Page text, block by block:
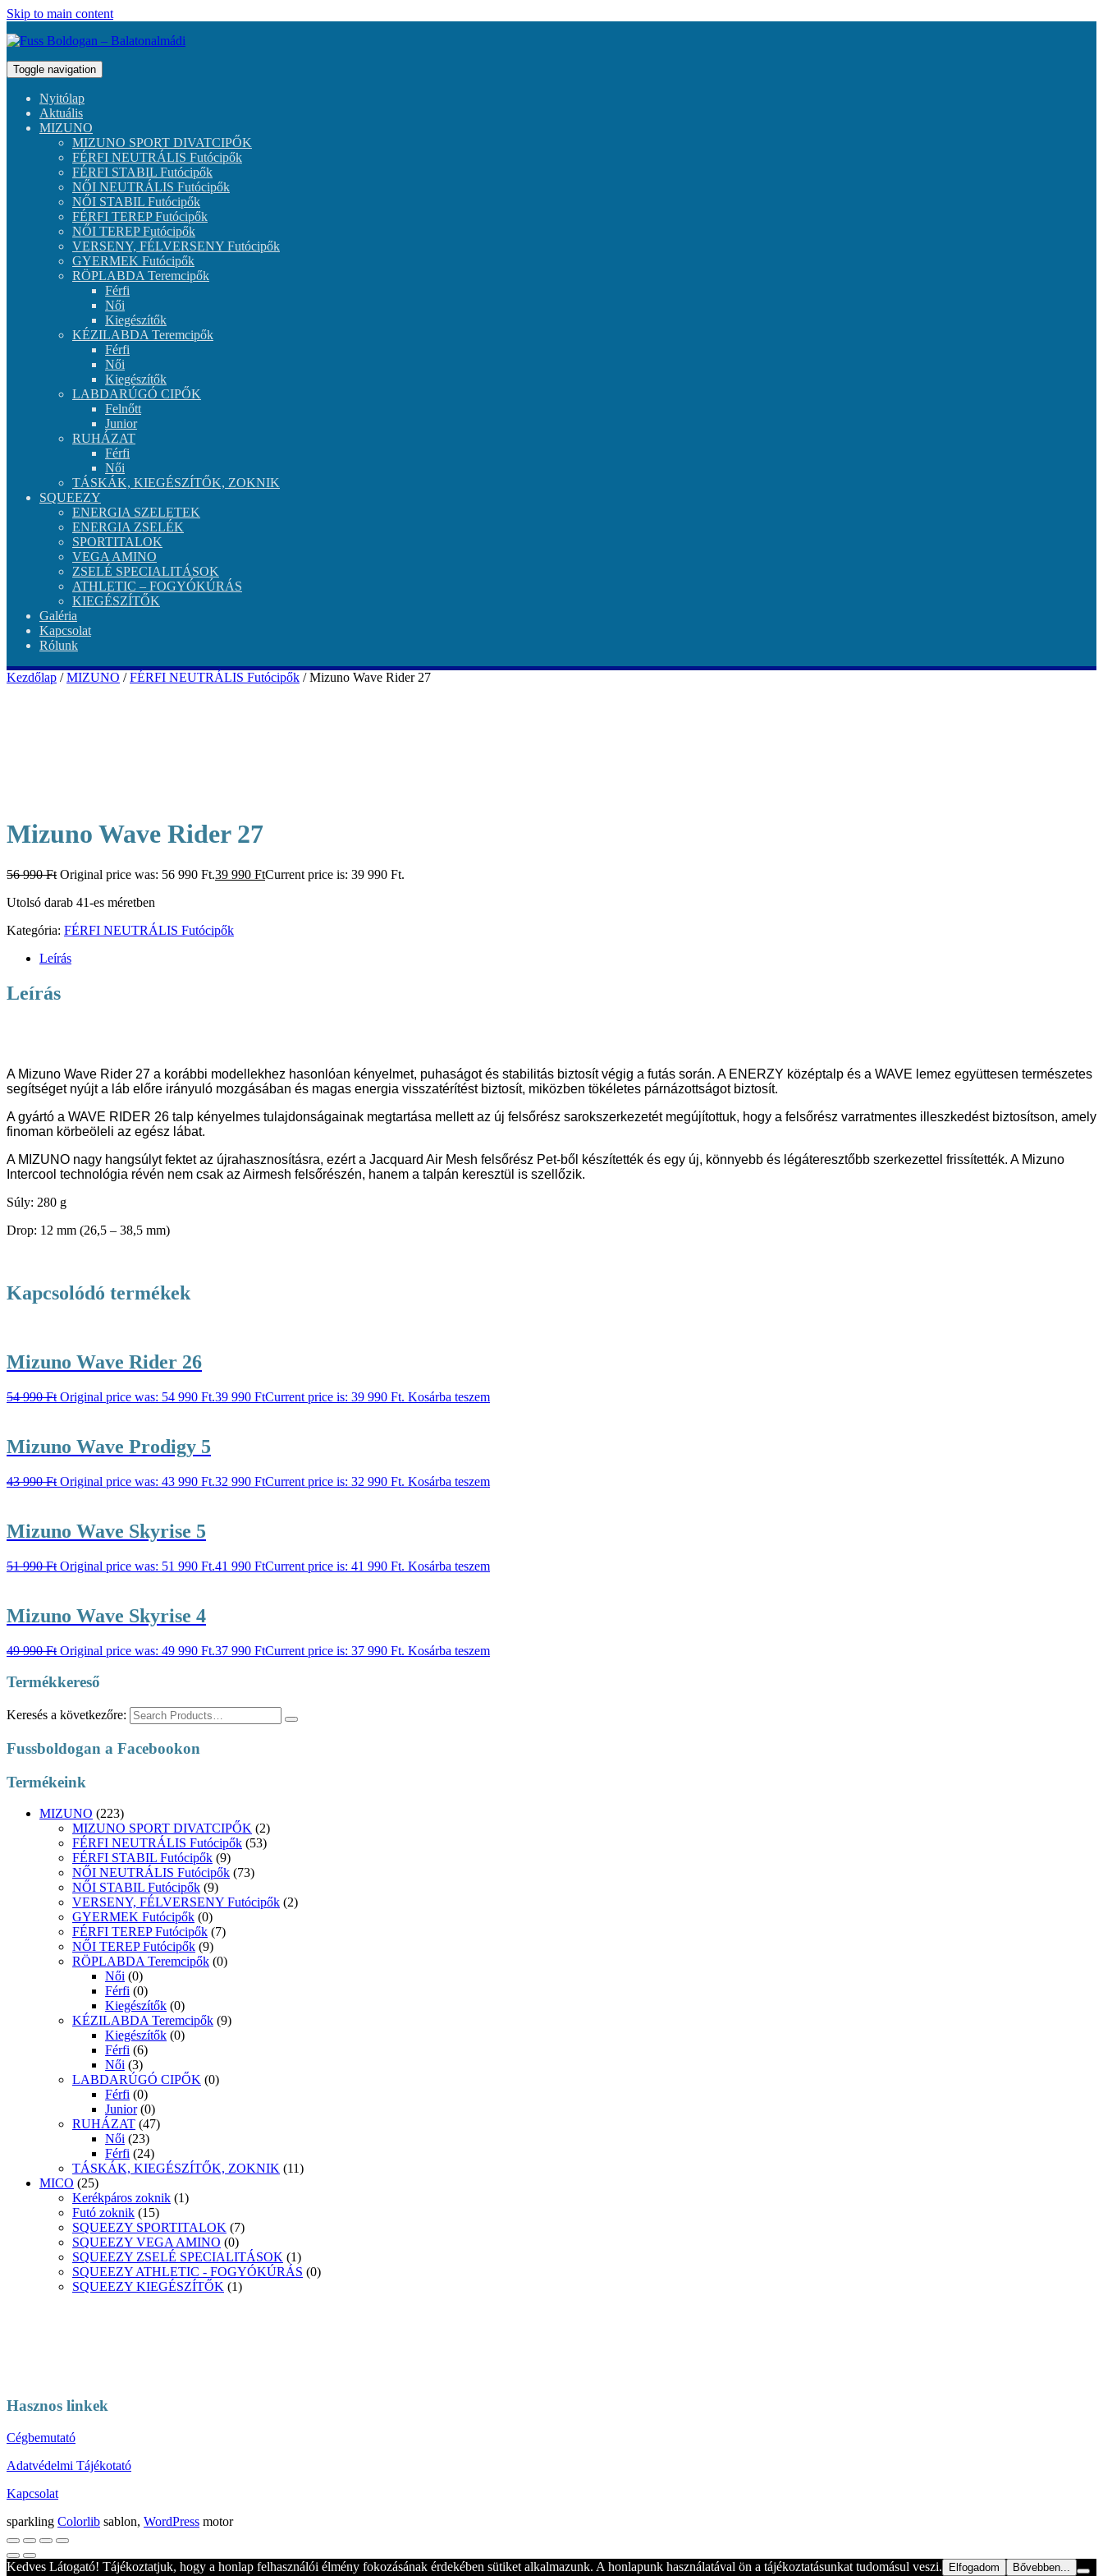
Skip to main content
Toggle navigation
Nyitólap
Aktuális
MIZUNO
MIZUNO SPORT DIVATCIPŐK
FÉRFI NEUTRÁLIS Futócipők
FÉRFI STABIL Futócipők
NŐI NEUTRÁLIS Futócipők
NŐI STABIL Futócipők
FÉRFI TEREP Futócipők
NŐI TEREP Futócipők
VERSENY, FÉLVERSENY Futócipők
GYERMEK Futócipők
RÖPLABDA Teremcipők
Férfi
Női
Kiegészítők
KÉZILABDA Teremcipők
Férfi
Női
Kiegészítők
LABDARÚGÓ CIPŐK
Felnőtt
Junior
RUHÁZAT
Férfi
Női
TÁSKÁK, KIEGÉSZÍTŐK, ZOKNIK
SQUEEZY
ENERGIA SZELETEK
ENERGIA ZSELÉK
SPORTITALOK
VEGA AMINO
ZSELÉ SPECIALITÁSOK
ATHLETIC – FOGYÓKÚRÁS
KIEGÉSZÍTŐK
Galéria
Kapcsolat
Rólunk
Kezdőlap /MIZUNO /FÉRFI NEUTRÁLIS Futócipők / Mizuno Wave Rider 27
Mizuno Wave Rider 27
56 990Ft Original price was: 56 990 Ft.39 990 FtCurrent price is: 39 990 Ft.
Utolsó darab 41-es méretben
Kategória: FÉRFI NEUTRÁLIS Futócipők
Leírás
Leírás
A Mizuno Wave Rider 27 a korábbi modellekhez hasonlóan kényelmet, puhaságot és stabilitás biztosít végig a futás során. A ENERZY középtalp és a WAVE lemez együttesen természetes
segítséget nyújt a láb előre irányuló mozgásában és magas energia visszatérítést biztosít, miközben tökéletes párnázottságot biztosít.
A gyártó a WAVE RIDER 26 talp kényelmes tulajdonságainak megtartása mellett az új felsőrész sarokszerkezetét megújítottuk, hogy a felsőrész varratmentes illeszkedést biztosítson, amely
finoman körbeöleli az egész lábat.
A MIZUNO nagy hangsúlyt fektet az újrahasznosításra, ezért a Jacquard Air Mesh felsőrész Pet-ből készítették és egy új, könnyebb és légáteresztőbb szerkezettel frissítették. A Mizuno
Intercool technológia révén nem csak az Airmesh felsőrészén, hanem a talpán keresztül is szellőzik.
Súly: 280 g
Drop: 12 mm (26,5 – 38,5 mm)
Kapcsolódó termékek
Mizuno Wave Rider 26
54 990Ft Original price was: 54 990 Ft.39 990 FtCurrent price is: 39 990 Ft. Kosárba teszem
Mizuno Wave Prodigy 5
43 990Ft Original price was: 43 990 Ft.32 990 FtCurrent price is: 32 990 Ft. Kosárba teszem
Mizuno Wave Skyrise 5
51 990Ft Original price was: 51 990 Ft.41 990 FtCurrent price is: 41 990 Ft. Kosárba teszem
Mizuno Wave Skyrise 4
49 990Ft Original price was: 49 990 Ft.37 990 FtCurrent price is: 37 990 Ft. Kosárba teszem
Termékkereső
Keresés a következőre:
Fussboldogan a Facebookon
Termékeink
MIZUNO (223)
MIZUNO SPORT DIVATCIPŐK (2)
FÉRFI NEUTRÁLIS Futócipők (53)
FÉRFI STABIL Futócipők (9)
NŐI NEUTRÁLIS Futócipők (73)
NŐI STABIL Futócipők (9)
VERSENY, FÉLVERSENY Futócipők (2)
GYERMEK Futócipők (0)
FÉRFI TEREP Futócipők (7)
NŐI TEREP Futócipők (9)
RÖPLABDA Teremcipők (0)
Női (0)
Férfi (0)
Kiegészítők (0)
KÉZILABDA Teremcipők (9)
Kiegészítők (0)
Férfi (6)
Női (3)
LABDARÚGÓ CIPŐK (0)
Férfi (0)
Junior (0)
RUHÁZAT (47)
Női (23)
Férfi (24)
TÁSKÁK, KIEGÉSZÍTŐK, ZOKNIK (11)
MICO (25)
Kerékpáros zoknik (1)
Futó zoknik (15)
SQUEEZY SPORTITALOK (7)
SQUEEZY VEGA AMINO (0)
SQUEEZY ZSELÉ SPECIALITÁSOK (1)
SQUEEZY ATHLETIC - FOGYÓKÚRÁS (0)
SQUEEZY KIEGÉSZÍTŐK (1)
Hasznos linkek
Cégbemutató
Adatvédelmi Tájékotató
Kapcsolat
sparkling Colorlib sablon, WordPress motor
Kedves Látogató! Tájékoztatjuk, hogy a honlap felhasználói élmény fokozásának érdekében sütiket alkalmazunk. A honlapunk használatával ön a tájékoztatásunkat tudomásul veszi. Elfogadom Bővebben...